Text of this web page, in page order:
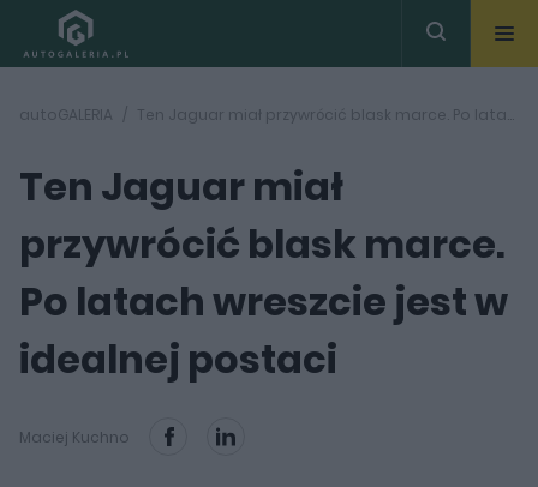
autoGALERIA Ten Jaguar miał przywrócić blask marce. Po latach wreszcie jest w idealnej postaci
Ten Jaguar miał
przywrócić blask marce.
Po latach wreszcie jest w
idealnej postaci
Maciej Kuchno